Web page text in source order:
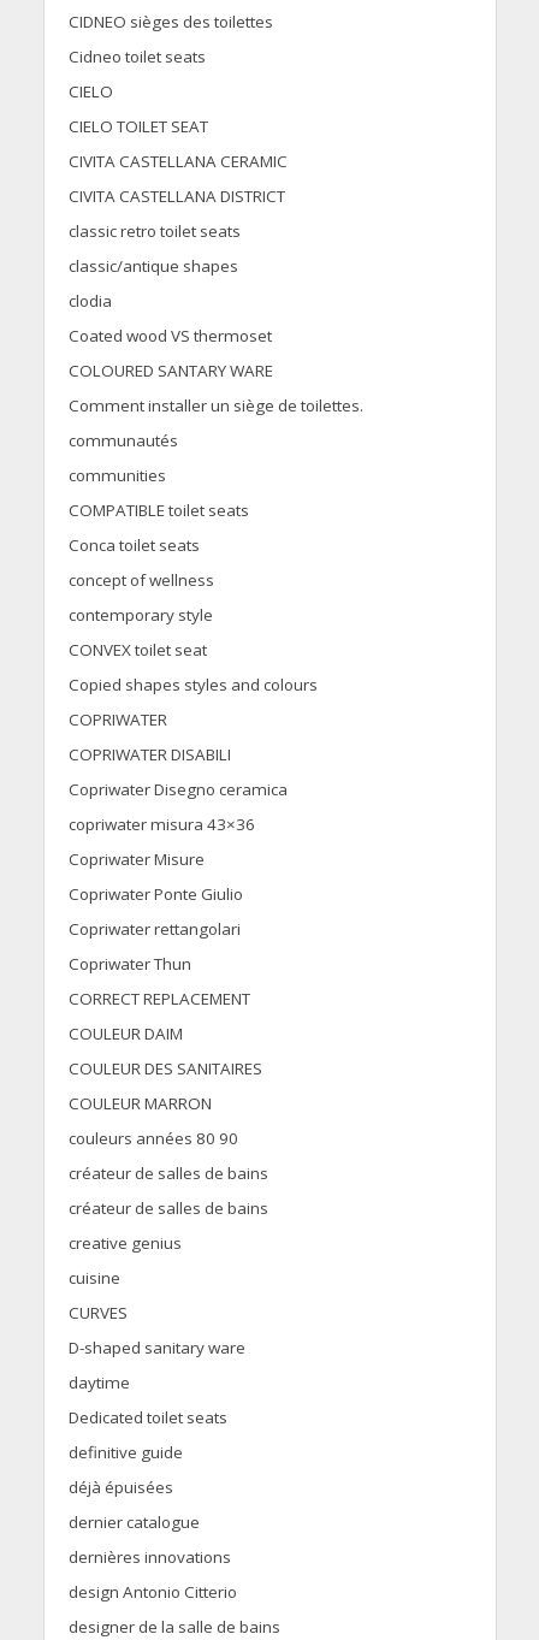
CIDNEO sièges des toilettes
Cidneo toilet seats
CIELO
CIELO TOILET SEAT
CIVITA CASTELLANA CERAMIC
CIVITA CASTELLANA DISTRICT
classic retro toilet seats
classic/antique shapes
clodia
Coated wood VS thermoset
COLOURED SANTARY WARE
Comment installer un siège de toilettes.
communautés
communities
COMPATIBLE toilet seats
Conca toilet seats
concept of wellness
contemporary style
CONVEX toilet seat
Copied shapes styles and colours
COPRIWATER
COPRIWATER DISABILI
Copriwater Disegno ceramica
copriwater misura 43×36
Copriwater Misure
Copriwater Ponte Giulio
Copriwater rettangolari
Copriwater Thun
CORRECT REPLACEMENT
COULEUR DAIM
COULEUR DES SANITAIRES
COULEUR MARRON
couleurs années 80 90
créateur de salles de bains
créateur de salles de bains
creative genius
cuisine
CURVES
D-shaped sanitary ware
daytime
Dedicated toilet seats
definitive guide
déjà épuisées
dernier catalogue
dernières innovations
design Antonio Citterio
designer de la salle de bains